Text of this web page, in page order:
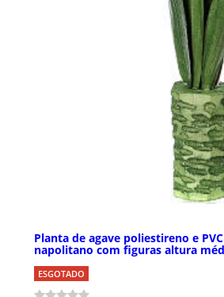
Planta de agave poliestireno e
napolitano com figuras altura
ESGOTADO